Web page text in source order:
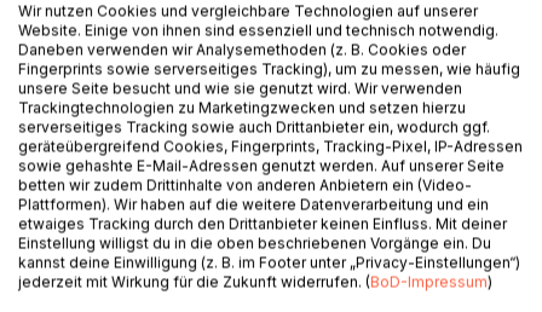
IN DEN WARENKORB
Auf die Merkliste
Titel bewerten
BESCHREIBUNG
Wir nutzen Cookies und vergleichbare Technologien auf unserer
Website. Einige von ihnen sind essenziell und technisch notwendig.
Daneben verwenden wir Analysemethoden (z. B. Cookies oder
Fingerprints sowie serverseitiges Tracking), um zu messen, wie häufig
unsere Seite besucht und wie sie genutzt wird. Wir verwenden
Trackingtechnologien zu Marketingzwecken und setzen hierzu
serverseitiges Tracking sowie auch Drittanbieter ein, wodurch ggf.
geräteübergreifend Cookies, Fingerprints, Tracking-Pixel, IP-Adressen
sowie gehashte E-Mail-Adressen genutzt werden. Auf unserer Seite
betten wir zudem Drittinhalte von anderen Anbietern ein (Video-
Plattformen). Wir haben auf die weitere Datenverarbeitung und ein
etwaiges Tracking durch den Drittanbieter keinen Einfluss. Mit deiner
Einstellung willigst du in die oben beschriebenen Vorgänge ein. Du
kannst deine Einwilligung (z. B. im Footer unter „Privacy-Einstellungen“)
jederzeit mit Wirkung für die Zukunft widerrufen. (BoD-Impressum)